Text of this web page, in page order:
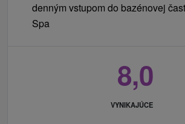
denným vstupom do bazénovej
Spa
8,0
VYNIKAJÚCE